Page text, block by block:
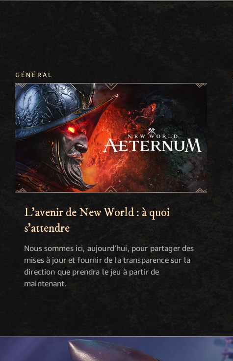
GÉNÉRAL
L'avenir de New World : à quoi
s'attendre
Nous sommes ici, aujourd’hui, pour partager des
mises à jour et fournir de la transparence sur la
direction que prendra le jeu à partir de
maintenant.